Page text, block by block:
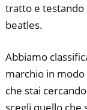
tratto e testando
beatles.
Abbiamo
marchio in
che stai